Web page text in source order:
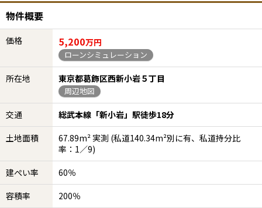
物件概要
価格 5,200万円
ローンシミュレーション
所在地 東京都葛飾区西新小岩５丁目
周辺地図
交通
総武本線「新小岩」駅徒歩18分
土地面積
67.89m² 実測 (私道140.34m²別に有、私道持分比
率：1／9)
建ぺい率
60％
容積率
200％